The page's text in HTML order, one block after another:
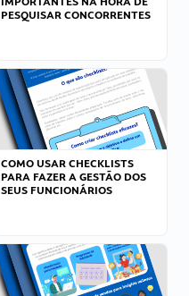
PESQUISAR CONCORRENTES
COMO USAR CHECKLISTS
PARA FAZER A GESTÃO DOS
SEUS FUNCIONÁRIOS